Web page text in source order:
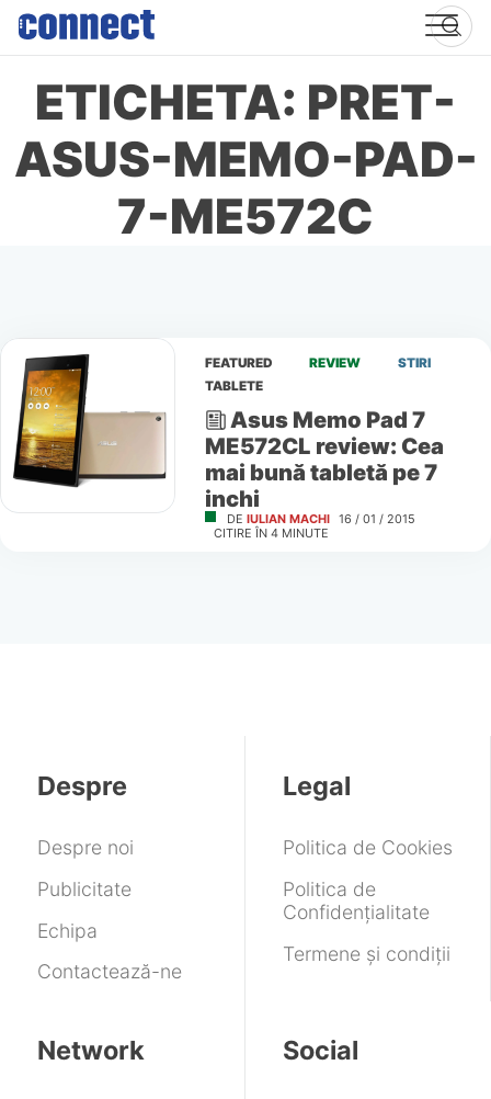
Skip
content
ETICHETA: PRET-
ASUS-MEMO-PAD-
7-ME572C
FEATURED REVIEW
STIRI
TABLETE
Asus Memo Pad 7
ME572CL review: Cea
mai bună tabletă pe 7
inchi
DE IULIAN MACHI 16 / 01 / 2015
CITIRE ÎN 4 MINUTE
Despre
Despre noi
Publicitate
Echipa
Contactează-ne
Legal
Politica de Cookies
Politica de
Confidențialitate
Termene și condiții
Network Social